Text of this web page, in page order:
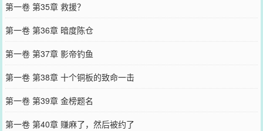
第一卷 第35章 救援？
第一卷 第36章 暗度陈仓
第一卷 第37章 影帝钓鱼
第一卷 第38章 十个铜板的致命一击
第一卷 第39章 金榜题名
第一卷 第40章 赚麻了，然后被约了